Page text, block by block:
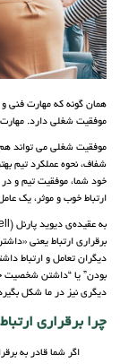
همان گونه که مهارت فنی
موفقیت شغلی دارد.
موفقیت شغلی می تواند هم
شفاف، نحوه عملکرد تیم
خود شما، موفقیت تیم و
ارتباط خوب و موثر، یک
برقراری ارتباط یعنی
دیگران تعامل و ارتباط
بودن” یا “داشتن شخصیت
دیگری نیز در ما شکل
چرا برقراری
اگر شما قادر به